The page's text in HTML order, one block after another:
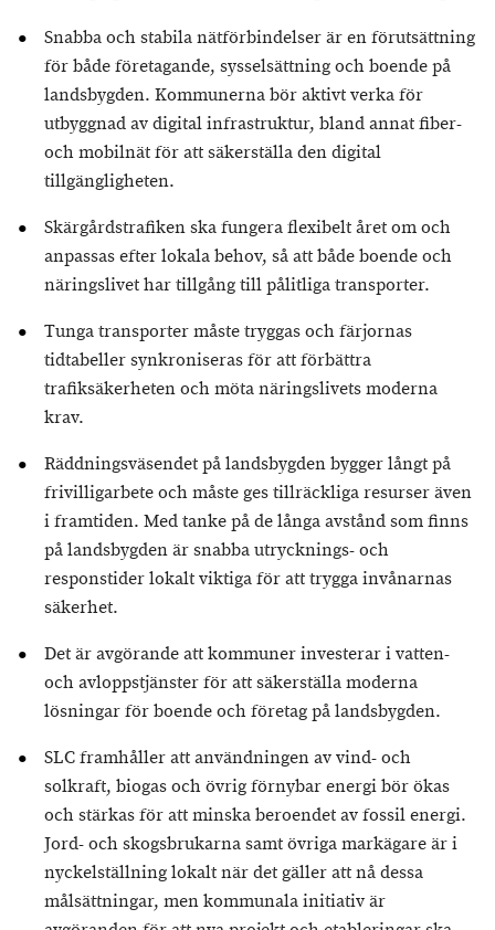
Snabba och stabila nätförbindelser är en förutsättning
för både företagande, sysselsättning och boende på
landsbygden. Kommunerna bör aktivt verka för
utbyggnad av digital infrastruktur, bland annat fiber-
och mobilnät för att säkerställa den digital
tillgängligheten.
Skärgårdstrafiken ska fungera flexibelt året om och
anpassas efter lokala behov, så att både boende och
näringslivet har tillgång till pålitliga transporter.
Tunga transporter måste tryggas och färjornas
tidtabeller synkroniseras för att förbättra
trafiksäkerheten och möta näringslivets moderna
krav.
Räddningsväsendet på landsbygden bygger långt på
frivilligarbete och måste ges tillräckliga resurser även
i framtiden. Med tanke på de långa avstånd som finns
på landsbygden är snabba utrycknings- och
responstider lokalt viktiga för att trygga invånarnas
säkerhet.
Det är avgörande att kommuner investerar i vatten-
och avloppstjänster för att säkerställa moderna
lösningar för boende och företag på landsbygden.
SLC framhåller att användningen av vind- och
solkraft, biogas och övrig förnybar energi bör ökas
och stärkas för att minska beroendet av fossil energi.
Jord- och skogsbrukarna samt övriga markägare är i
nyckelställning lokalt när det gäller att nå dessa
målsättningar, men kommunala initiativ är